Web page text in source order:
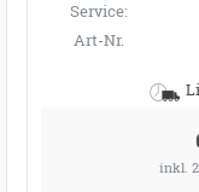
Service:
Art-Nr.
inkl.